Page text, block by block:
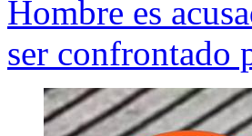
Hombre es
ser confrontado